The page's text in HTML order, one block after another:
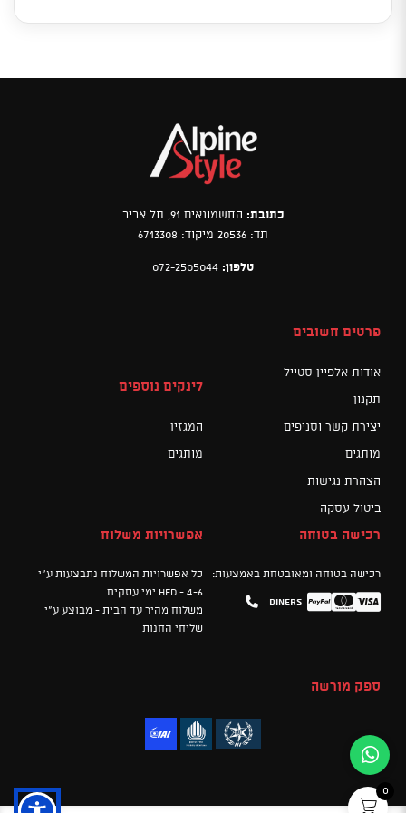
כתובת: החשמונאים 91, תל אביב
תד: 20536 מיקוד: 6713308
טלפון: 072-2505044
פרטים חשובים
אודות אלפיין סטייל
תקנון
יצירת קשר וסניפים
מותגים
הצהרת נגישות
ביטול עסקה
לינקים נוספים
המגזין
מותגים
רכישה בטוחה
רכישה בטוחה ומאובטחת באמצעות:
Visa
Mastercard
PayPal
Diners
אפשרויות משלוח
כל אפשרויות המשלוח נתבצעות ע"י
HFD - 4-6 ימי עסקים
משלוח מהיר עד הבית - מבוצע ע"י
שליחי החנות
ספק מורשה
0